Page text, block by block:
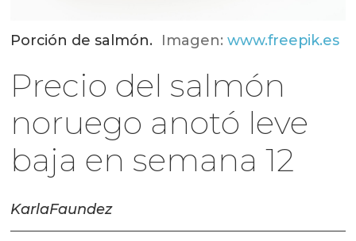
Porción de salmón. Imagen: www.freepik.es
Precio del salmón
noruego anotó leve
baja en semana 12
KarlaFaundez